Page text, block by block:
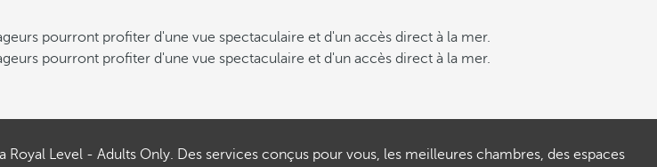
pourront profiter d'une vue spectaculaire et d'un accès direct à la mer.
pourront profiter d'une vue spectaculaire et d'un accès direct à la mer.
Level - Adults Only. Des services conçus pour vous, les meilleures chambres, des espaces